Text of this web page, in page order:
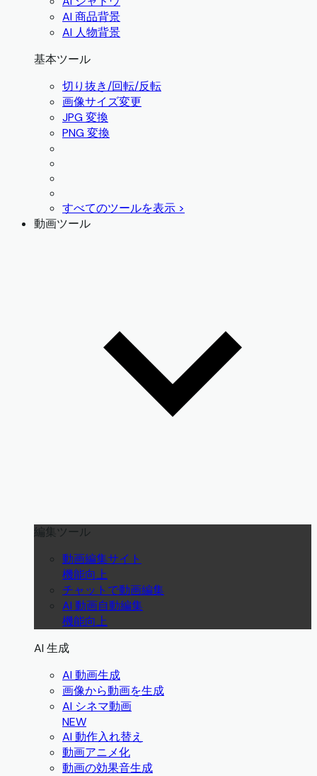
AI 商品背景
AI 人物背景
基本ツール
切り抜き/回転/反転
画像サイズ変更
JPG 変換
PNG 変換
すべてのツールを表示 >
動画ツール
編集ツール
動画編集サイト
機能向上
チャットで動画編集
AI 動画自動編集
機能向上
AI 生成
AI 動画生成
画像から動画を生成
AI シネマ動画
NEW
AI 動作入れ替え
動画アニメ化
動画の効果音生成